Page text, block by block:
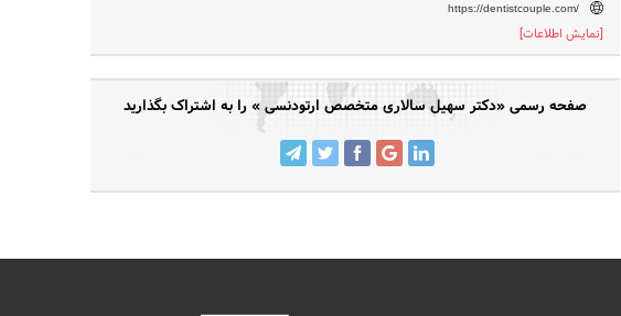
https://dentistcouple.com/
[نمایش اطلاعات]
صفحه رسمی «دکتر سهیل سالاری متخصص ارتودنسی » را به اشتراک بگذارید